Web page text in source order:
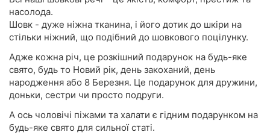
насолода.
Шовк - дуже ніжна тканина, і його дотик до шкіри на
стільки ніжний, що подібний до шовкового поцілунку.
Адже кожна річ, це розкішний подарунок на будь-яке
свято, будь то Новий рік, день закоханий, день
народження або 8 Березня. Це подарунок для дружини,
доньки, сестри чи просто подруги.
А ось чоловічі піжами та халати є гідним подарунком на
будь-яке свято для сильної статі.